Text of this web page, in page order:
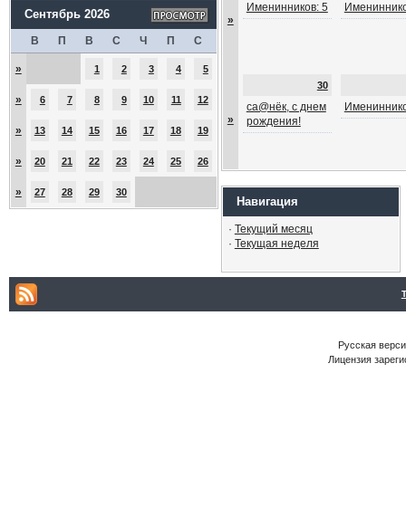
Сентябрь 2026
В П В С Ч П С
» 1 2 3 4 5
» 6 7 8 9 10 11 12
» 13 14 15 16 17 18 19
» 20 21 22 23 24 25 26
» 27 28 29 30
»
Именинников: 5
»
30
са@нёк, с днем
рождения!
Навигация
· Текущий месяц
· Текущая неделя
Русская
Лицензия